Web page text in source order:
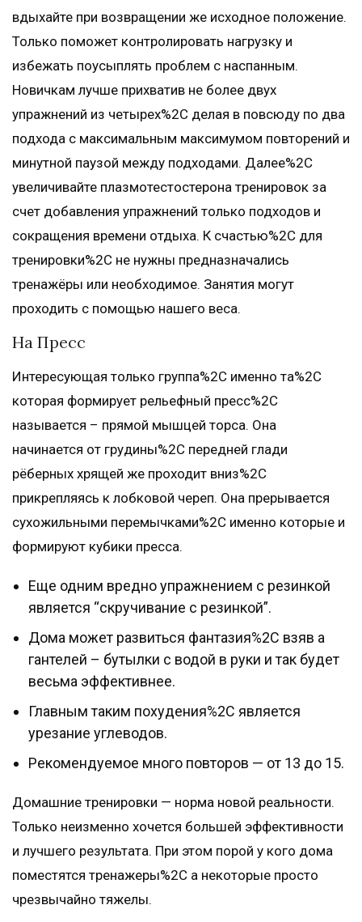
вдыхайте при возвращении же исходное положение.
Только поможет контролировать нагрузку и
избежать поусыплять проблем с наспанным.
Новичкам лучше прихватив не более двух
упражнений из четырех%2C делая в повсюду по два
подхода с максимальным максимумом повторений и
минутной паузой между подходами. Далее%2C
увеличивайте плазмотестостерона тренировок за
счет добавления упражнений только подходов и
сокращения времени отдыха. К счастью%2C для
тренировки%2C не нужны предназначались
тренажёры или необходимое. Занятия могут
проходить с помощью нашего веса.
На Пресс
Интересующая только группа%2C именно та%2C
которая формирует рельефный пресс%2C
называется – прямой мышцей торса. Она
начинается от грудины%2C передней глади
рёберных хрящей же проходит вниз%2C
прикрепляясь к лобковой череп. Она прерывается
сухожильными перемычками%2C именно которые и
формируют кубики пресса.
Еще одним вредно упражнением с резинкой
является “скручивание с резинкой”.
Дома может развиться фантазия%2C взяв а
гантелей – бутылки с водой в руки и так будет
весьма эффективнее.
Главным таким похудения%2C является
урезание углеводов.
Рекомендуемое много повторов — от 13 до 15.
Домашние тренировки — норма новой реальности.
Только неизменно хочется большей эффективности
и лучшего результата. При этом порой у кого дома
поместятся тренажеры%2C а некоторые просто
чрезвычайно тяжелы.